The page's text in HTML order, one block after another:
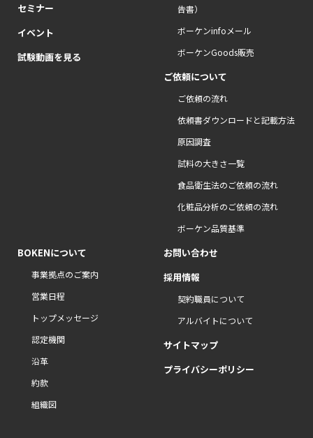
セミナー
イベント
試験動画を見る
告書）
ボーケンinfoメール
ボーケンGoods販売
ご依頼について
ご依頼の流れ
依頼書ダウンロードと記載方法
原因調査
試料の大きさ一覧
食品衛生法のご依頼の流れ
化粧品分析のご依頼の流れ
ボーケン品質基準
BOKENについて
事業拠点のご案内
営業日程
トップメッセージ
認定機関
沿革
約款
組織図
お問い合わせ
採用情報
契約職員について
アルバイトについて
サイトマップ
プライバシーポリシー